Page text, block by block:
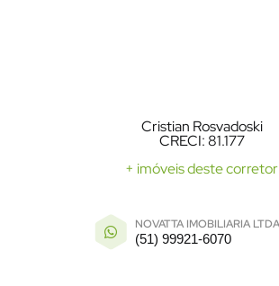
Cristian Rosvadoski
CRECI: 81.177
+ imóveis deste corretor
NOVATTA IMOBILIARIA LTDA
(51) 99921-6070